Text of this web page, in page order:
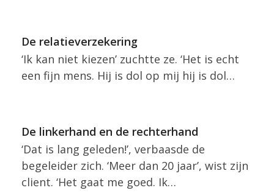
De relatieverzekering
‘Ik kan niet kiezen’ zuchtte ze. ‘Het is echt
een fijn mens. Hij is dol op mij hij is dol…
De linkerhand en de rechterhand
‘Dat is lang geleden!’, verbaasde de
begeleider zich. ‘Meer dan 20 jaar’, wist zijn
client. ‘Het gaat me goed. Ik…